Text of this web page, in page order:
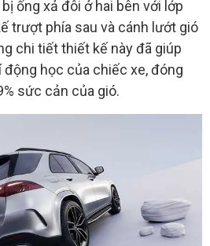
ống xả đôi ở hai bên với lớp
trượt phía sau và cánh lướt gió
chi tiết thiết kế này đã giúp
học của chiếc xe, đóng
sức cản của gió.